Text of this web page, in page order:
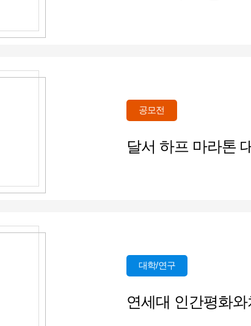
공모전
달서 하프 마라톤
대학/연구
연세대 인간평화